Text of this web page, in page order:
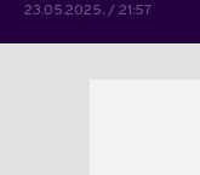
23.05.2025. / 21:57